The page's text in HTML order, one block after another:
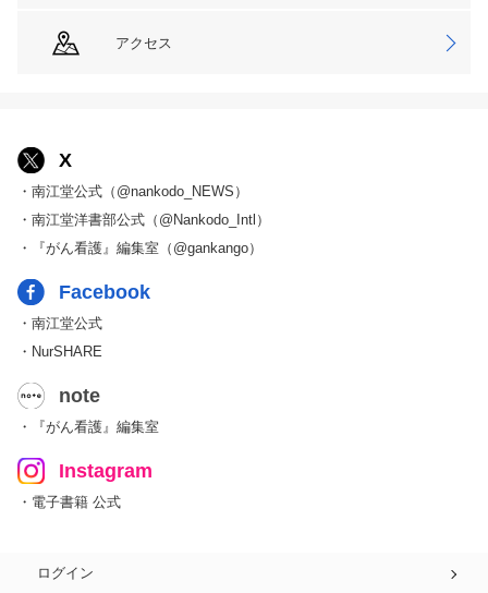
アクセス
X
・南江堂公式（@nankodo_NEWS）
・南江堂洋書部公式（@Nankodo_Intl）
・『がん看護』編集室（@gankango）
Facebook
・南江堂公式
・NurSHARE
note
・『がん看護』編集室
Instagram
・電子書籍 公式
ログイン